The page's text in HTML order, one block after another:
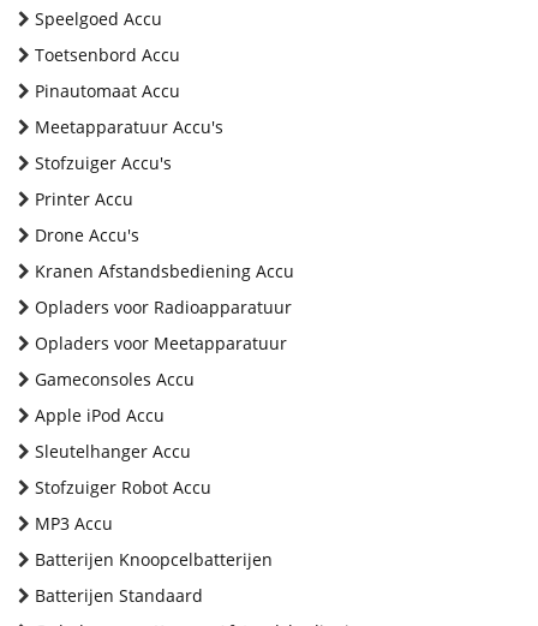
Speelgoed Accu
Toetsenbord Accu
Pinautomaat Accu
Meetapparatuur Accu's
Stofzuiger Accu's
Printer Accu
Drone Accu's
Kranen Afstandsbediening Accu
Opladers voor Radioapparatuur
Opladers voor Meetapparatuur
Gameconsoles Accu
Apple iPod Accu
Sleutelhanger Accu
Stofzuiger Robot Accu
MP3 Accu
Batterijen Knoopcelbatterijen
Batterijen Standaard